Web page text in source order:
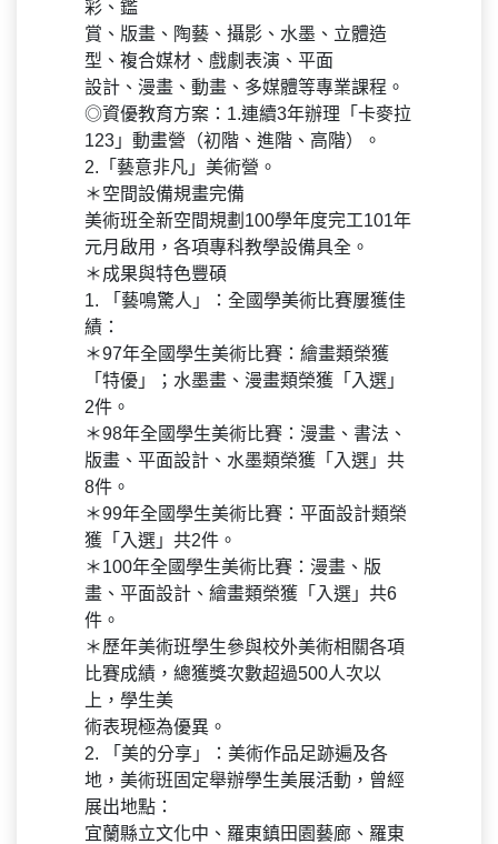
彩、鑑
賞、版畫、陶藝、攝影、水墨、立體造
型、複合媒材、戲劇表演、平面
設計、漫畫、動畫、多媒體等專業課程。
◎資優教育方案：1.連續3年辦理「卡麥拉
123」動畫營（初階、進階、高階）。
2.「藝意非凡」美術營。
＊空間設備規畫完備
美術班全新空間規劃100學年度完工101年
元月啟用，各項專科教學設備具全。
＊成果與特色豐碩
1. 「藝鳴驚人」：全國學美術比賽屢獲佳
績：
＊97年全國學生美術比賽：繪畫類榮獲
「特優」；水墨畫、漫畫類榮獲「入選」
2件。
＊98年全國學生美術比賽：漫畫、書法、
版畫、平面設計、水墨類榮獲「入選」共
8件。
＊99年全國學生美術比賽：平面設計類榮
獲「入選」共2件。
＊100年全國學生美術比賽：漫畫、版
畫、平面設計、繪畫類榮獲「入選」共6
件。
＊歷年美術班學生參與校外美術相關各項
比賽成績，總獲獎次數超過500人次以
上，學生美
術表現極為優異。
2. 「美的分享」：美術作品足跡遍及各
地，美術班固定舉辦學生美展活動，曾經
展出地點：
宜蘭縣立文化中、羅東鎮田園藝廊、羅東